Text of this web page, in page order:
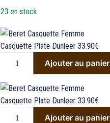
23 en stock
Casquette Plate Dunleer 33.90€
Ajouter au panier
Casquette Plate Dunleer 33.90€
Ajouter au panier